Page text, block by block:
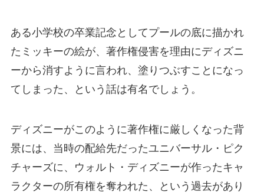
ある小学校の卒業記念としてプールの底に描かれ
たミッキーの絵が、著作権侵害を理由にディズニ
ーから消すように言われ、塗りつぶすことになっ
てしまった、という話は有名でしょう。
ディズニーがこのように著作権に厳しくなった背
景には、当時の配給先だったユニバーサル・ピク
チャーズに、ウォルト・ディズニーが作ったキャ
ラクターの所有権を奪われた、という過去があり